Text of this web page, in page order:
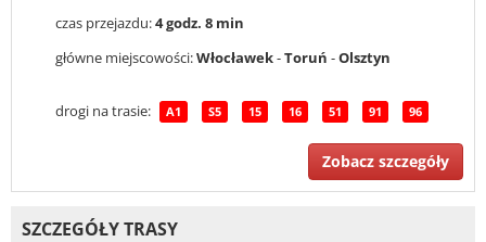
czas przejazdu:4 godz. 8 min
główne miejscowości:Włocławek-Toruń -Olsztyn
drogi na trasie: A1 S5 15 16 51 91 96
Zobacz szczegóły
SZCZEGÓŁY TRASY